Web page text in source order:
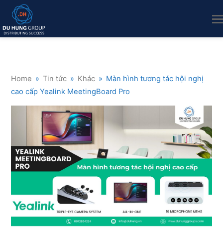
Home » Tin tức » Khác » Màn hình tương tác hội nghị
cao cấp Yealink MeetingBoard Pro